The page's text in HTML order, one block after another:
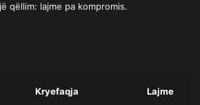
qëllim: lajme pa kompromis.
Kryefaqja Lajme